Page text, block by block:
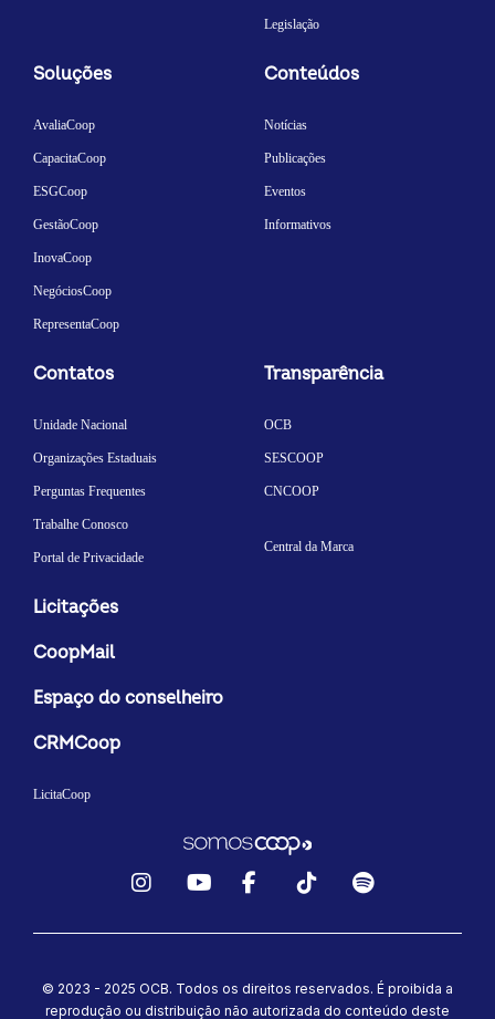
Legislação
Soluções
AvaliaCoop
CapacitaCoop
ESGCoop
GestãoCoop
InovaCoop
NegóciosCoop
RepresentaCoop
Conteúdos
Notícias
Publicações
Eventos
Informativos
Contatos
Unidade Nacional
Organizações Estaduais
Perguntas Frequentes
Trabalhe Conosco
Portal de Privacidade
Transparência
OCB
SESCOOP
CNCOOP
Central da Marca
Licitações
CoopMail
Espaço do conselheiro
CRMCoop
LicitaCoop
© 2023 - 2025 OCB. Todos os direitos reservados. É proibida a
reprodução ou distribuição não autorizada do conteúdo deste